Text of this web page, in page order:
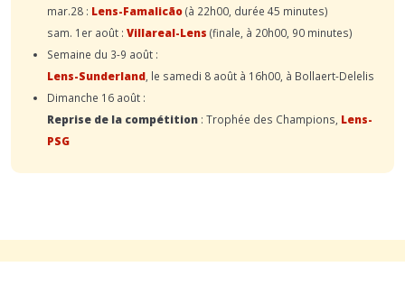
mar.28 : Lens-Famalicão(à 22h00, durée 45 minutes)
sam. 1er août : Villareal-Lens (finale, à 20h00, 90 minutes)
Semaine du 3-9 août :
Lens-Sunderland , le samedi 8 août à 16h00, à Bollaert-Delelis
Dimanche 16 août :
Reprise de la compétition : Trophée des Champions, Lens-
PSG